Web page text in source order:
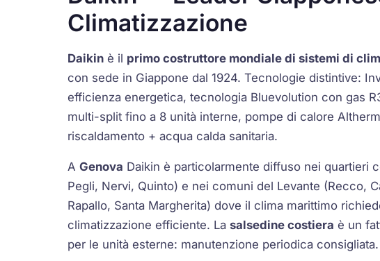
Climatizzazione
Daikin è il primo costruttore mondiale di sistemi di
con sede in Giappone dal 1924. Tecnologie distintive:
efficienza energetica, tecnologia Bluevolution con gas
multi-split fino a 8 unità interne, pompe di calore
riscaldamento + acqua calda sanitaria.
AGenova Daikin è particolarmente diffuso nei quartieri
Pegli, Nervi, Quinto) e nei comuni del Levante (Recco,
Rapallo, Santa Margherita) dove il clima marittimo
climatizzazione efficiente. Lasalsedine costiera è un
per le unità esterne: manutenzione periodica consigliata.